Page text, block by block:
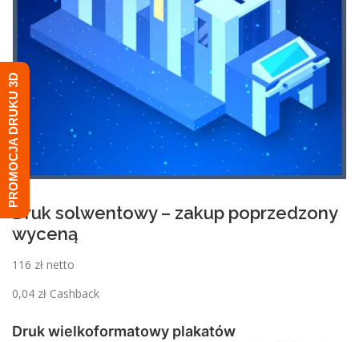
Druk solwentowy – zakup poprzedzony
wyceną
116 zł netto
0,04 zł Cashback
Druk wielkoformatowy plakatów
PROMOCJA DRUKU 3D